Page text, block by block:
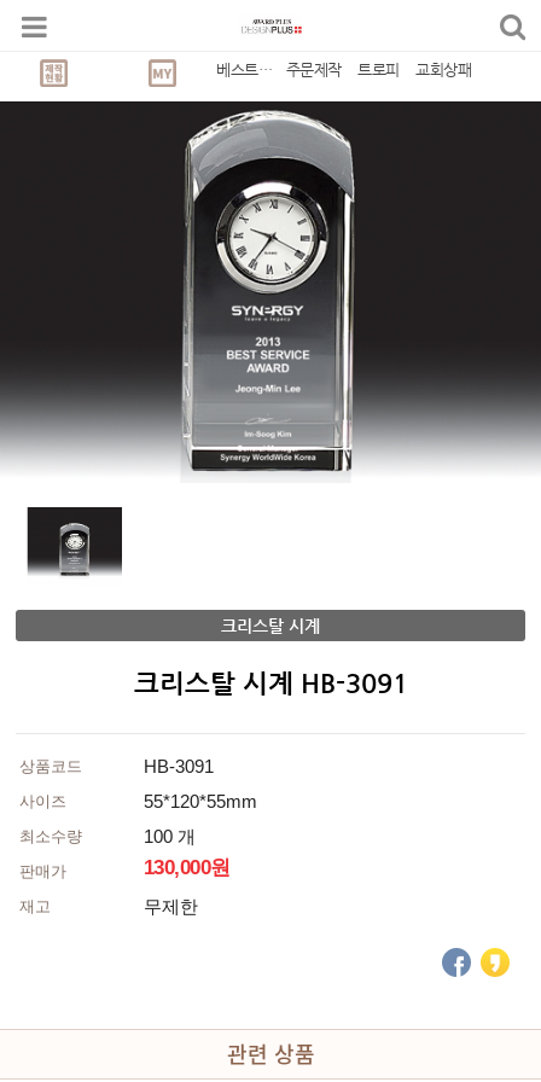
베스트상품 주문제작 트로피 교회상패
크리스탈 시계
크리스탈 시계 HB-3091
상품코드 HB-3091
사이즈 55*120*55mm
최소수량 100 개
판매가 130,000원
재고 무제한
관련 상품